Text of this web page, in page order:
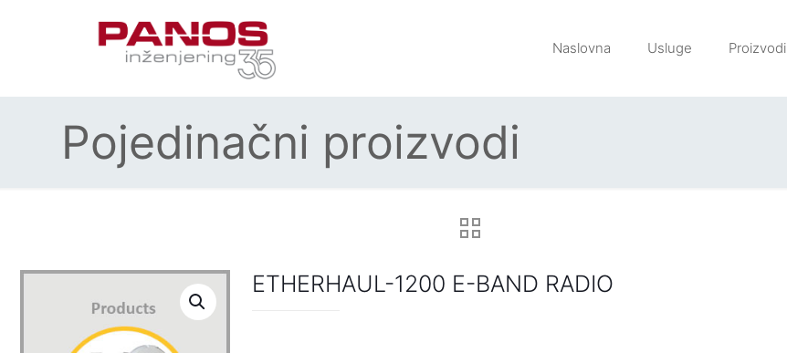
Naslovna Usluge Proizvodi
Pojedinačni proizvodi
ETHERHAUL-1200 E-BAND RADIO